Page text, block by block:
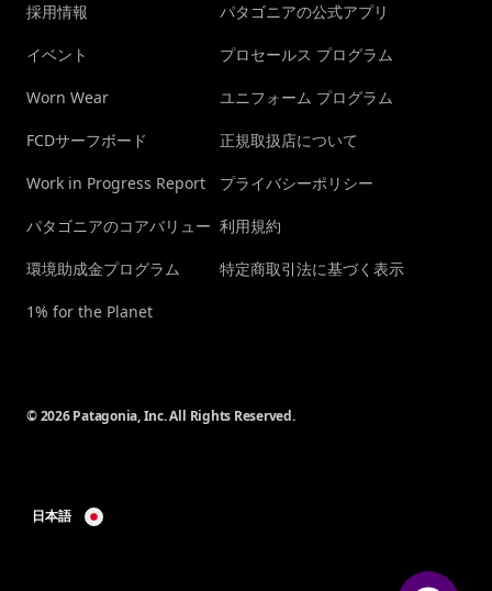
採用情報
イベント
Worn Wear
FCDサーフボード
Work in Progress Report
パタゴニアのコアバリュー
環境助成金プログラム
1% for the Planet
パタゴニアの公式アプリ
プロセールス プログラム
ユニフォーム プログラム
正規取扱店について
プライバシーポリシー
利用規約
特定商取引法に基づく表示
© 2026 Patagonia, Inc. All Rights Reserved.
日本語